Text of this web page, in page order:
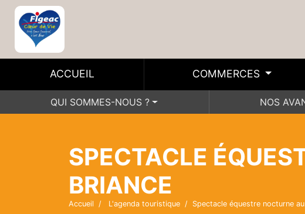
ACCUEIL COMMERCES
QUI SOMMES-NOUS ? NOS
SPECTACLE
BRIANCE
Accueil L'agenda touristique Spectacle équestre nocturne